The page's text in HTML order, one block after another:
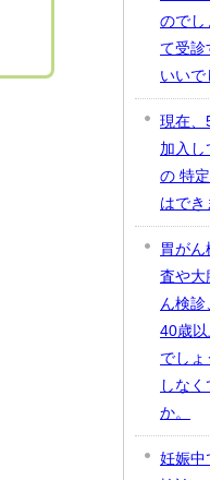
のでし
て受診
いいで
現在、
加入し
の 特
はでき
胃が
査や大
ん検診
40歳
でしょ
しな
か。
妊娠中